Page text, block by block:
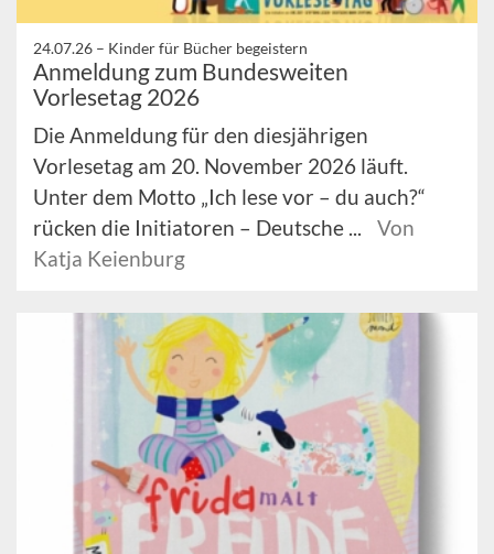
24.07.26 – Kinder für Bücher begeistern
Anmeldung zum Bundesweiten
Vorlesetag 2026
Die Anmeldung für den diesjährigen
Vorlesetag am 20. November 2026 läuft.
Unter dem Motto „Ich lese vor – du auch?“
rücken die Initiatoren – Deutsche ...
Von
Katja Keienburg